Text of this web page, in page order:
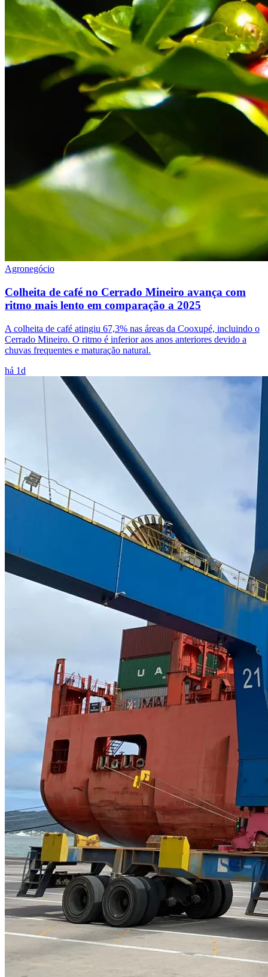
Agronegócio
Colheita de café no Cerrado Mineiro avança com
ritmo mais lento em comparação a 2025
A colheita de café atingiu 67,3% nas áreas da Cooxupé, incluindo o
Cerrado Mineiro. O ritmo é inferior aos anos anteriores devido a
chuvas frequentes e maturação natural.
há 1d